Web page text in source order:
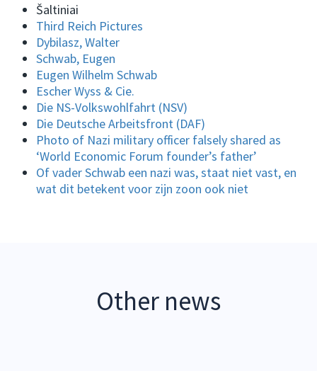
Šaltiniai
Third Reich Pictures
Dybilasz, Walter
Schwab, Eugen
Eugen Wilhelm Schwab
Escher Wyss & Cie.
Die NS-Volkswohlfahrt (NSV)
Die Deutsche Arbeitsfront (DAF)
Photo of Nazi military officer falsely shared as
‘World Economic Forum founder’s father’
Of vader Schwab een nazi was, staat niet vast, en
wat dit betekent voor zijn zoon ook niet
Other news